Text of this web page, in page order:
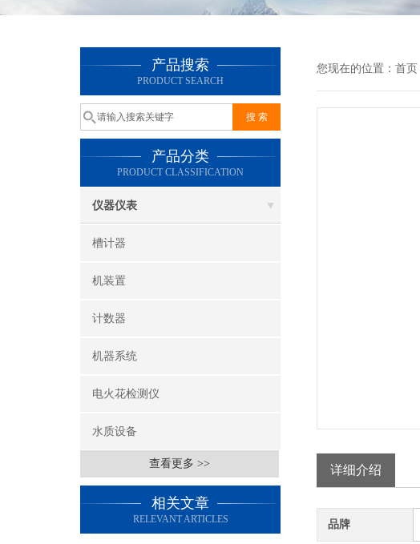
产品搜索
PRODUCT SEARCH
产品分类
PRODUCT CLASSIFICATION
仪器仪表
槽计器
机装置
计数器
机器系统
电火花检测仪
水质设备
查看更多 >>
相关文章
RELEVANT ARTICLES
您现在的位置： 首页
详细介绍
品牌